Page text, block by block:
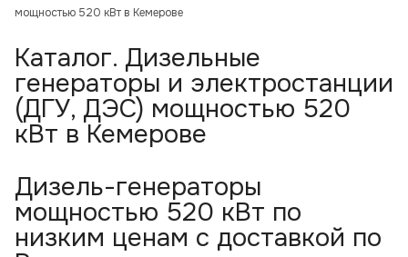
мощностью 520 кВт в Кемерове
Каталог. Дизельные
генераторы и электростанции
(ДГУ, ДЭС) мощностью 520
кВт в Кемерове
Дизель-генераторы
мощностью 520 кВт по
низким ценам с доставкой по